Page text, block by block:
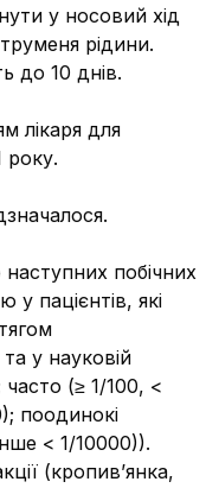
у носовий хід
рідини.
до 10 днів.
лікаря для
року.
побічних
у пацієнтів, які
у науковій
часто (≥ 1/100, <
поодинокі
< 1/10000)).
(кропив’янка,